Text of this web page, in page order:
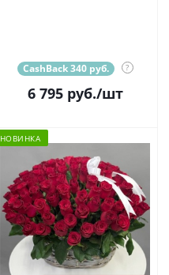
CashBack 340 руб. ?
6 795руб./шт
НОВИНКА